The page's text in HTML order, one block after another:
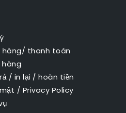
hàng/ thanh toán
/ in lại / hoàn tiền
/ Privacy Policy